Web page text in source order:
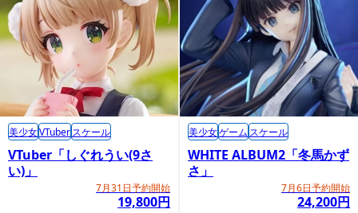
VTuber「しぐれうい(9さ
い)」
7月31日予約開始
19,800円
美少女VTuberスケール
WHITE ALBUM2「冬馬かず
さ」
7月6日予約開始
24,200円
美少女ゲーム スケール